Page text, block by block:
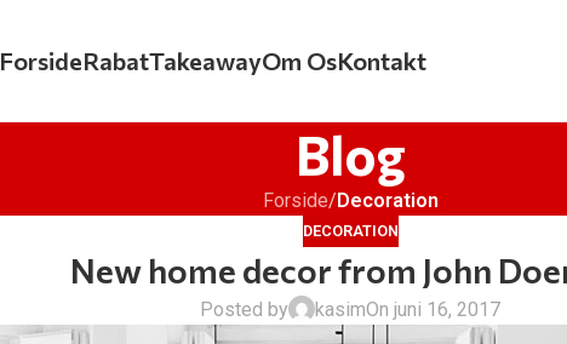
ForsideRabatTakeawayOm OsKontakt
Blog
Forside/Decoration
DECORATION
New home decor from John
Posted by kasimOn juni 16, 2017